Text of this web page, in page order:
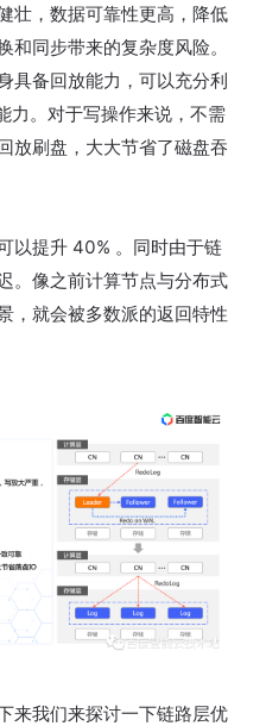
壮，数据可靠性更高，降低
同步带来的复杂度风险。
具备回放能力，可以充分利
力。对于写操作来说，不需
放刷盘，大大节省了磁盘吞
以提升 40% 。同时由于链
。像之前计算节点与分布式
，就会被多数派的返回特性
来我们来探讨一下链路层优